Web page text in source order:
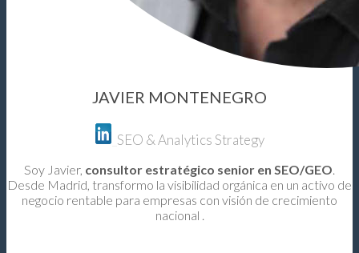
JAVIER MONTENEGRO
SEO & Analytics Strategy
Soy Javier, consultor estratégico senior en SEO/GEO.
Desde Madrid, transformo la visibilidad orgánica en un activo de
negocio rentable para empresas con visión de crecimiento
nacional .